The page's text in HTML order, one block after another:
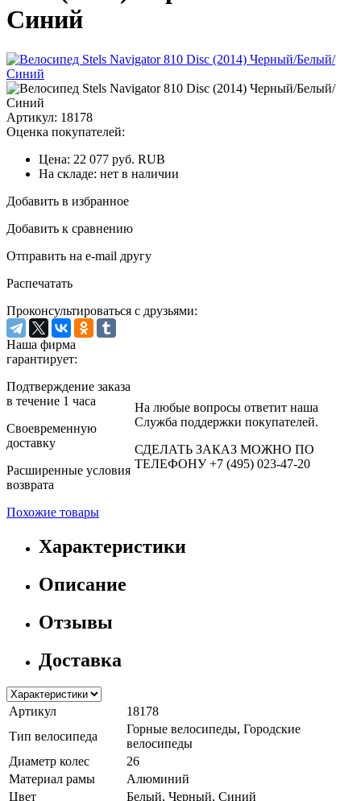
Синий
Артикул: 18178
Оценка покупателей:
Цена: 22 077 руб. RUB
На складе: нет в наличии
Добавить в избранное
Добавить к сравнению
Отправить на e-mail другу
Распечатать
Проконсультироваться с друзьями:
Наша фирма
гарантирует:
Подтверждение заказа
в течение 1 часа
Своевременную
доставку
Расширенные условия
возврата
На любые вопросы ответит наша
Служба поддержки покупателей.
СДЕЛАТЬ ЗАКАЗ МОЖНО ПО
ТЕЛЕФОНУ +7 (495) 023-47-20
Похожие товары
Характеристики
Описание
Отзывы
Доставка
Артикул
18178
Тип велосипеда
Горные велосипеды, Городские
велосипеды
Диаметр колес
26
Материал рамы
Алюминий
Цвет
Белый, Черный, Синий